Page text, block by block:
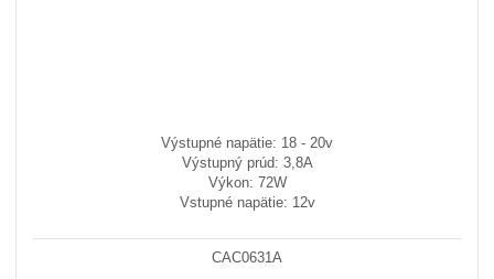
Výstupné napätie: 18 - 20v
Výstupný prúd: 3,8A
Výkon: 72W
Vstupné napätie: 12v
CAC0631A